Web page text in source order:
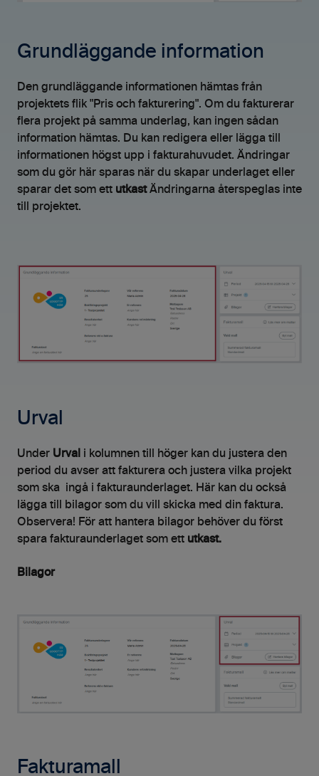
Grundläggande information
Den grundläggande informationen hämtas från
projektets flik "Pris och fakturering". Om du fakturerar
flera projekt på samma underlag, kan ingen sådan
information hämtas. Du kan redigera eller lägga till
informationen högst upp i fakturahuvudet. Ändringar
som du gör här sparas när du skapar underlaget eller
sparar det som ett utkastÄndringarna återspeglas inte
till projektet.
Urval
Under Urval i kolumnen till höger kan du justera den
period du avser att fakturera och justera vilka projekt
som ska ingå i fakturaunderlaget. Här kan du också
lägga till bilagor som du vill skicka med din faktura.
Observera! För att hantera bilagor behöver du först
spara fakturaunderlaget som ett utkast.
Bilagor
Fakturamall